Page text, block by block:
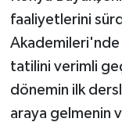
faaliyetlerini
Akademileri'nde
tatilini verimli
dönemin ilk
araya gelmenin